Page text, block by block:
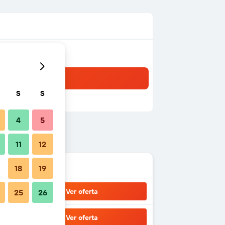
Ver oferta
Ver oferta
S S
4 5
11 12
18 19
25 26